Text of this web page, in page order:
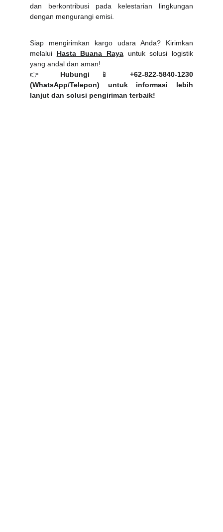
dan berkontribusi pada kelestarian lingkungan
dengan mengurangi emisi.
Siap mengirimkan kargo udara Anda? Kirimkan
melalui Hasta Buana Raya untuk solusi logistik
yang andal dan aman!
👉 Hubungi 📱
+62-822-5840-1230
(WhatsApp/Telepon) untuk informasi lebih
lanjut dan solusi pengiriman terbaik!